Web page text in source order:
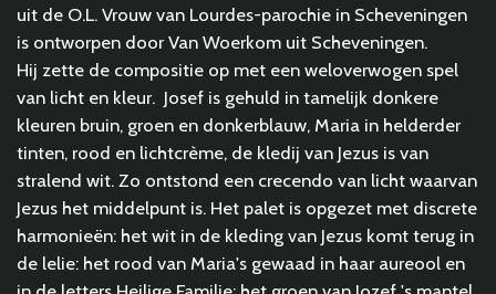
uit de O.L. Vrouw van Lourdes-parochie in Scheveningen
is ontworpen door Van Woerkom uit Scheveningen.
Hij zette de compositie op met een weloverwogen spel
van licht en kleur. Josef is gehuld in tamelijk donkere
kleuren bruin, groen en donkerblauw, Maria in helderder
tinten, rood en lichtcrème, de kledij van Jezus is van
stralend wit. Zo ontstond een crecendo van licht waarvan
Jezus het middelpunt is. Het palet is opgezet met discrete
harmonieën: het wit in de kleding van Jezus komt terug in
de lelie: het rood van Maria's gewaad in haar aureool en